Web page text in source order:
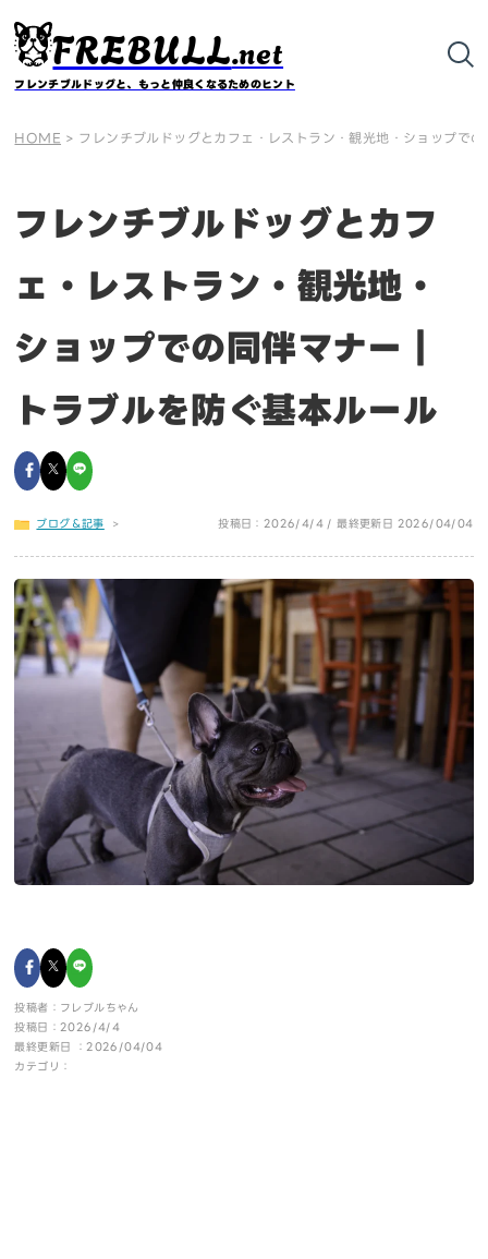
FREBULL.net
フレンチブルドッグと、もっと仲良くなるためのヒント
HOME > フレンチブルドッグとカフェ・レストラン・観光地・ショップで
フレンチブルドッグとカフ
ェ・レストラン・観光地・
ショップでの同伴マナー｜
トラブルを防ぐ基本ルール
ブログ＆記事 > 投稿日：2026/4/4 / 最終更新日 2026/04/04
投稿者：フレブルちゃん
投稿日：2026/4/4
最終更新日 ：2026/04/04
カテゴリ：